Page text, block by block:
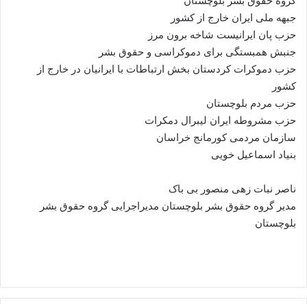
جبهه ملى ايران خارج از كشور
حزب پان ایرانیست شاخه برون مرز
جنبش همبستگى براى دموكراسى و حقوق بشر
حزب دموكرات كردستان بخش ارتباطات با ایرانیان در خارج از
کشور
حزب مردم بلوچستان
حزب مشروطه ایران لیبرال دمکرات
سازمان مردمى كورمانج خراسان
بنیاد اسماعیل خویی
ناصر نبات زهی منصور بی باک
مدیر گروه حقوق بشر بلوچستان مدیراجرایی گروه حقوق بشر
بلوچستان